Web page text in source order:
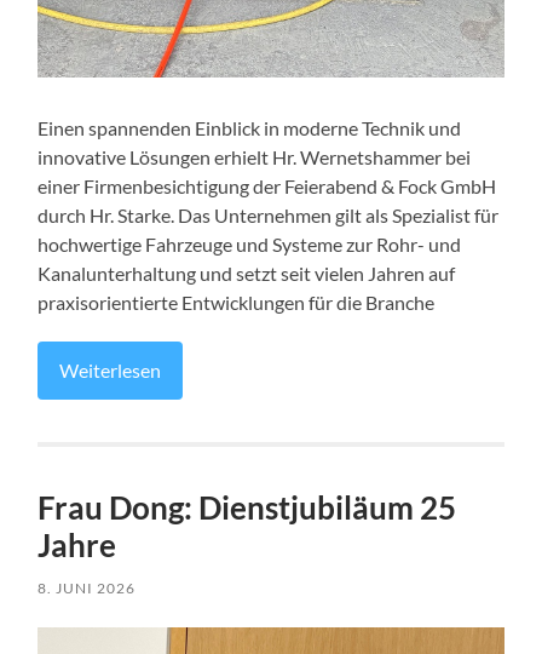
Einen spannenden Einblick in moderne Technik und
innovative Lösungen erhielt Hr. Wernetshammer bei
einer Firmenbesichtigung der Feierabend & Fock GmbH
durch Hr. Starke. Das Unternehmen gilt als Spezialist für
hochwertige Fahrzeuge und Systeme zur Rohr- und
Kanalunterhaltung und setzt seit vielen Jahren auf
praxisorientierte Entwicklungen für die Branche
Weiterlesen
Frau Dong: Dienstjubiläum 25
Jahre
8. JUNI 2026